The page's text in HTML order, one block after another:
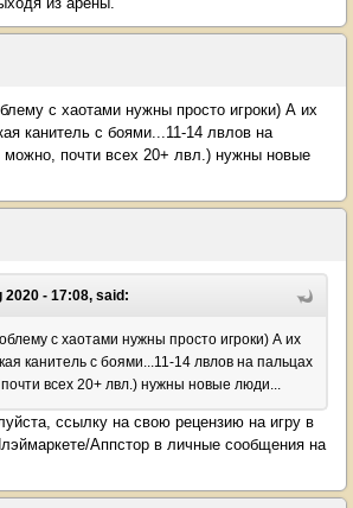
с хаотами нужны просто игроки) А их
канитель с боями...11-14 лвлов на
можно, почти всех 20+ лвл.) нужны новые
2020 - 17:08, said:
с хаотами нужны просто игроки) А их
канитель с боями...11-14 лвлов на пальцах
всех 20+ лвл.) нужны новые люди...
ссылку на свою рецензию на игру в
Аппстор в личные сообщения на